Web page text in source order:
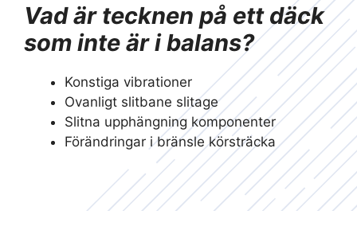
Vad är tecknen på ett däck
som inte är i balans?
Konstiga vibrationer
Ovanligt slitbane slitage
Slitna upphängning komponenter
Förändringar i bränsle körsträcka